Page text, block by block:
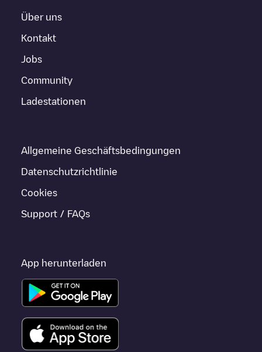
Über uns
Kontakt
Jobs
Community
Ladestationen
Allgemeine Geschäftsbedingungen
Datenschutzrichtlinie
Cookies
Support / FAQs
App herunterladen